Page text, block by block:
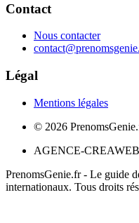
Contact
Nous contacter
Légal
Mentions légales
© 2026
AGENCE-
PrenomsGenie.fr - Le guide
internationaux. Tous droits